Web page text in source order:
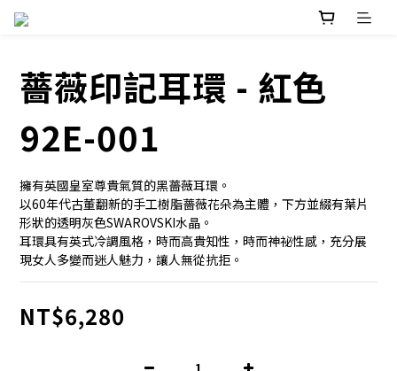
薔薇印記耳環 - 紅色
92E-001
擁有英國皇室尊貴氣質的黑薔薇耳環。
以60年代古董翻新的手工樹脂薔薇花朵為主體，下方並綴有葉片
形狀的透明灰色SWAROVSKI水晶。
耳環具有英式冷調風格，時而高貴知性，時而神祕性感，充分展
現女人多變而迷人魅力，讓人無從抗拒。
NT$6,280